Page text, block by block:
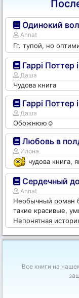
Одинокий
Annat
Гг. тупой, но
Гаррі Поттер
Даша
Чудова книга
Гаррі Поттер
Даша
Обожнюю☺️
Любовь в
Илона
чудова книга,
Сердечный
Annat
Необычный роман
такие красивые,
Непонятная
Все книги на